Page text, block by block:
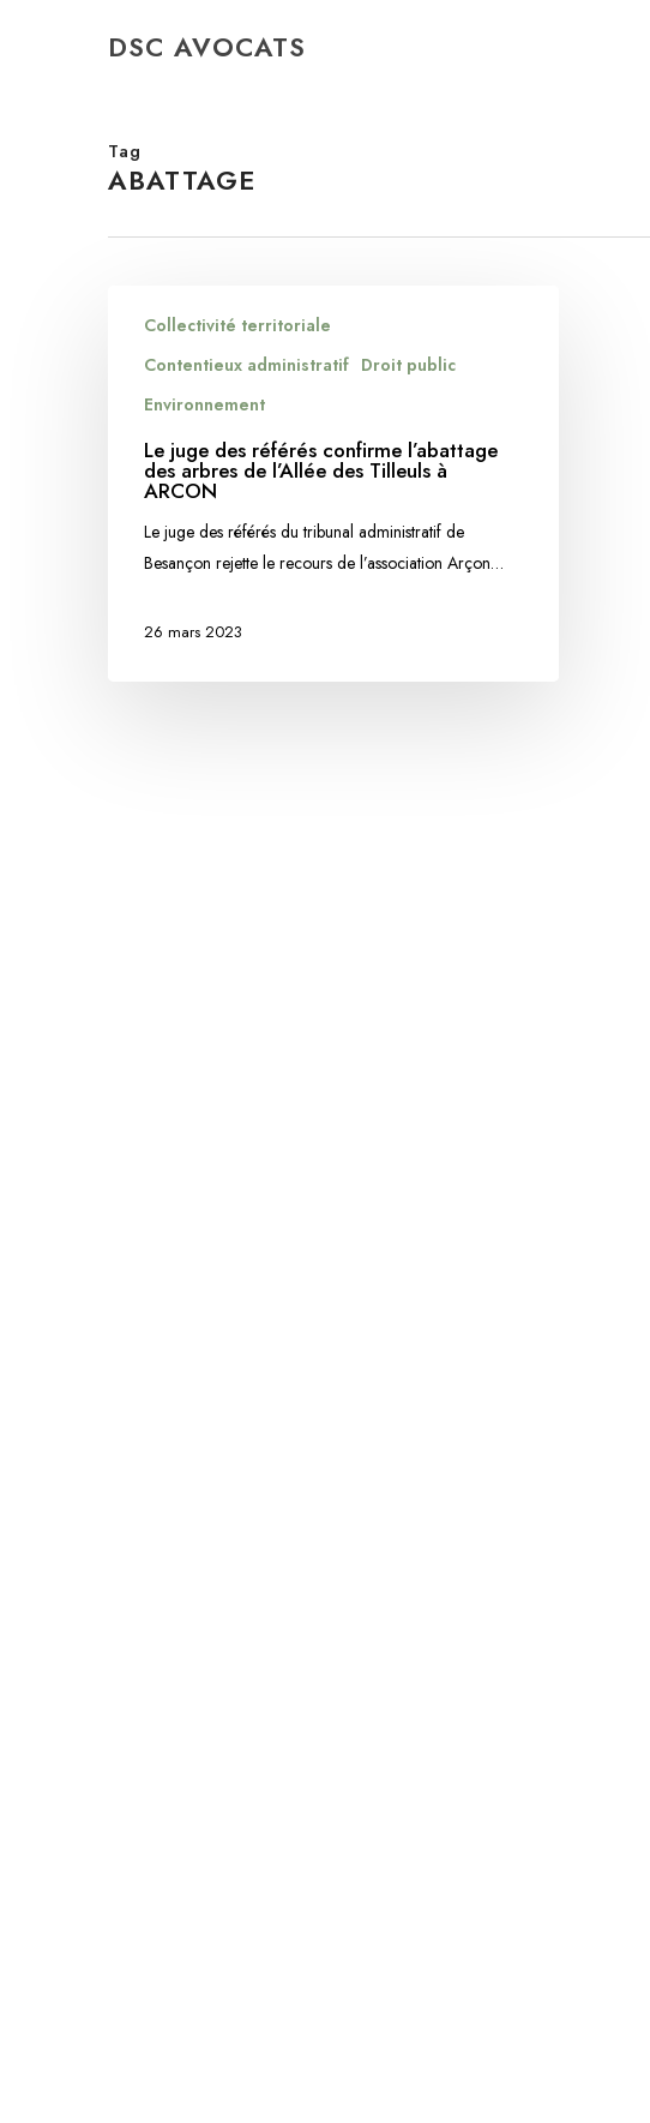
DSC AVOCATS
Tag
ABATTAGE
référés
l’abattage
Tilleuls
Collectivité territoriale
Contentieux administratif Droit public
Environnement
Le juge des référés confirme l’abattage
des arbres de l’Allée des Tilleuls à
ARCON
Le juge des référés du tribunal administratif de
Besançon rejette le recours de l’association Arçon…
26 mars 2023